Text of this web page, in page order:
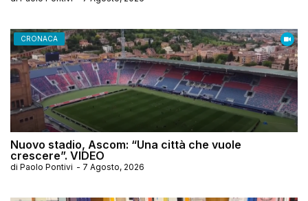
CRONACA
Nuovo stadio, Ascom: “Una città che vuole
crescere”. VIDEO
di Paolo Pontivi - 7 Agosto, 2026